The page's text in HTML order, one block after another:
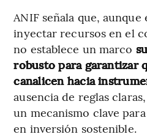
ANIF señala que, aunque
inyectar recursos en el
no establece un marco
robusto para garantizar
canalicen hacia
ausencia de reglas
un mecanismo clave
en inversión sostenible.